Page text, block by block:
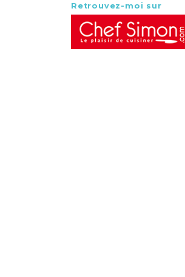
Retrouvez-moi sur